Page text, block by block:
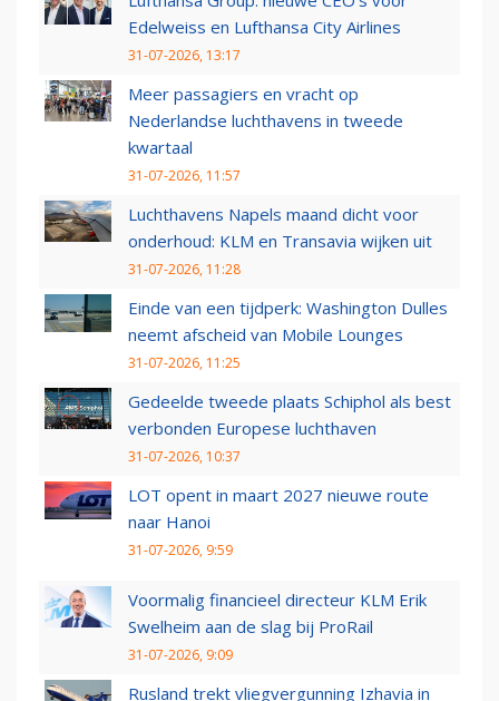
Edelweiss en Lufthansa City Airlines
31-07-2026, 13:17
Meer passagiers en vracht op
Nederlandse luchthavens in tweede
kwartaal
31-07-2026, 11:57
Luchthavens Napels maand dicht voor
onderhoud: KLM en Transavia wijken uit
31-07-2026, 11:28
Einde van een tijdperk: Washington Dulles
neemt afscheid van Mobile Lounges
31-07-2026, 11:25
Gedeelde tweede plaats Schiphol als best
verbonden Europese luchthaven
31-07-2026, 10:37
LOT opent in maart 2027 nieuwe route
naar Hanoi
31-07-2026, 9:59
Voormalig financieel directeur KLM Erik
Swelheim aan de slag bij ProRail
31-07-2026, 9:09
Rusland trekt vliegvergunning Izhavia in